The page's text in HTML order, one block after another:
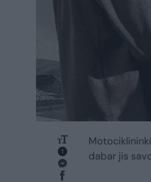
dabar jis